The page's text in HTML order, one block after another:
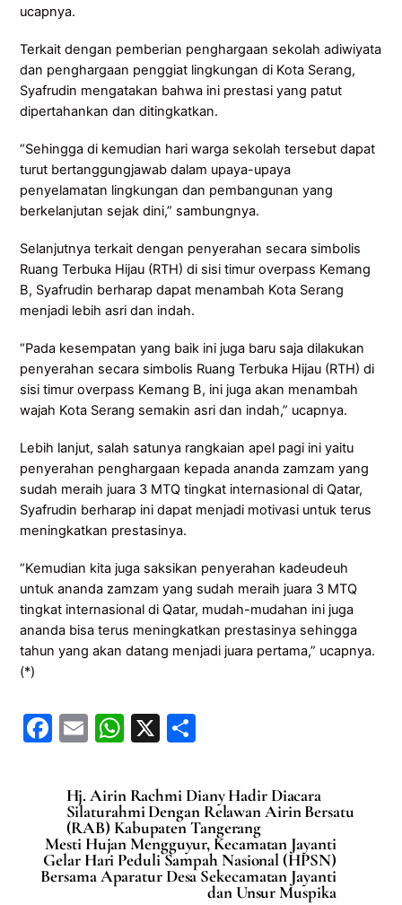
ucapnya.
Terkait dengan pemberian penghargaan sekolah adiwiyata
dan penghargaan penggiat lingkungan di Kota Serang,
Syafrudin mengatakan bahwa ini prestasi yang patut
dipertahankan dan ditingkatkan.
“Sehingga di kemudian hari warga sekolah tersebut dapat
turut bertanggungjawab dalam upaya-upaya
penyelamatan lingkungan dan pembangunan yang
berkelanjutan sejak dini,” sambungnya.
Selanjutnya terkait dengan penyerahan secara simbolis
Ruang Terbuka Hijau (RTH) di sisi timur overpass Kemang
B, Syafrudin berharap dapat menambah Kota Serang
menjadi lebih asri dan indah.
“Pada kesempatan yang baik ini juga baru saja dilakukan
penyerahan secara simbolis Ruang Terbuka Hijau (RTH) di
sisi timur overpass Kemang B, ini juga akan menambah
wajah Kota Serang semakin asri dan indah,” ucapnya.
Lebih lanjut, salah satunya rangkaian apel pagi ini yaitu
penyerahan penghargaan kepada ananda zamzam yang
sudah meraih juara 3 MTQ tingkat internasional di Qatar,
Syafrudin berharap ini dapat menjadi motivasi untuk terus
meningkatkan prestasinya.
“Kemudian kita juga saksikan penyerahan kadeudeuh
untuk ananda zamzam yang sudah meraih juara 3 MTQ
tingkat internasional di Qatar, mudah-mudahan ini juga
ananda bisa terus meningkatkan prestasinya sehingga
tahun yang akan datang menjadi juara pertama,” ucapnya.
(*)
F
c
e
b
o
E
ai
l
W
at
s
A
p
X
ar
e
Hj. Airin Rachmi Diany Hadir Diacara
Silaturahmi Dengan Relawan Airin Bersatu
(RAB) Kabupaten Tangerang
Mesti Hujan Mengguyur, Kecamatan Jayanti
Gelar Hari Peduli Sampah Nasional (HPSN)
Bersama Aparatur Desa Sekecamatan Jayanti
dan Unsur Muspika